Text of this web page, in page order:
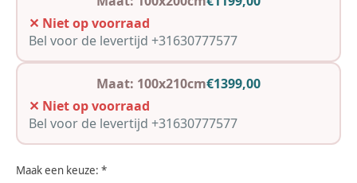
✕ Niet op voorraad
Bel voor de levertijd +31630777577
Maat: 100x210cm€1399,00
✕ Niet op voorraad
Bel voor de levertijd +31630777577
Maak een keuze: *